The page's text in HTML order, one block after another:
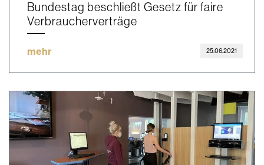
Bundestag beschließt Gesetz für faire
Verbraucherverträge
mehr 25.06.2021